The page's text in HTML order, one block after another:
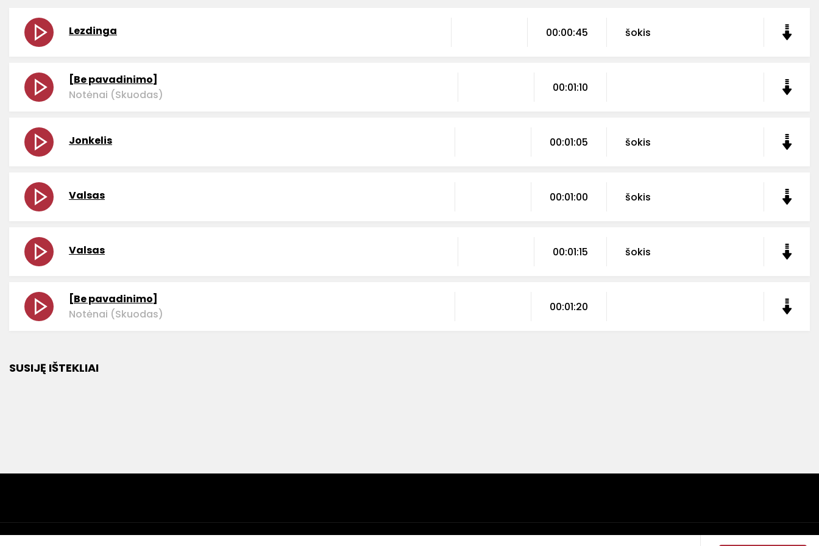
Lezdinga 00:00:45 šokis
[Be pavadinimo]
Notėnai (Skuodas)
00:01:10
Jonkelis 00:01:05 šokis
Valsas 00:01:00 šokis
Valsas 00:01:15 šokis
[Be pavadinimo]
Notėnai (Skuodas)
00:01:20
SUSIJĘ IŠTEKLIAI